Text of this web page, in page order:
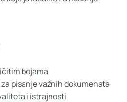
bojama
pisanje važnih dokumenata
i istrajnosti